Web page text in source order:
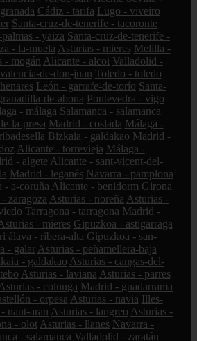
Cádiz - tarifa Lugo - viveiro
Santa-cruz-de-tenerife - tacoronte
- yaiza Santa-cruz-de-tenerife -
- la-muela Asturias - mieres Melilla -
- mogán Alicante - alcoi Valladolid -
de-don-juan Toledo - toledo
León - garrafe-de-torío Santa-
de-abona Pontevedra - vigo
- málaga Salamanca - salamanca
la-presa Madrid - coslada Málaga -
Bizkaia - galdakao Madrid -
Alicante - torrevieja Málaga -
- algete Alicante - sant-vicent-del-
Madrid - leganés Navarra - pamplona
- a-coruña Alicante - benidorm Girona
zaragoza Asturias - noreña Asturias -
Tarragona - tarragona Madrid -
- mieres Gipuzkoa - astigarraga
álava - ribera-alta Gipuzkoa - san-
- galar Asturias - peñamellera-baja
- galdakao Asturias - cangas-del-
Asturias - laviana Asturias - parres
Asturias - colunga Madrid - guadarrama
- orpesa Asturias - navia Illes-
naut-aran Asturias - langreo Asturias -
- olot Asturias - llanes Navarra -
- salamanca Valladolid - zaratán